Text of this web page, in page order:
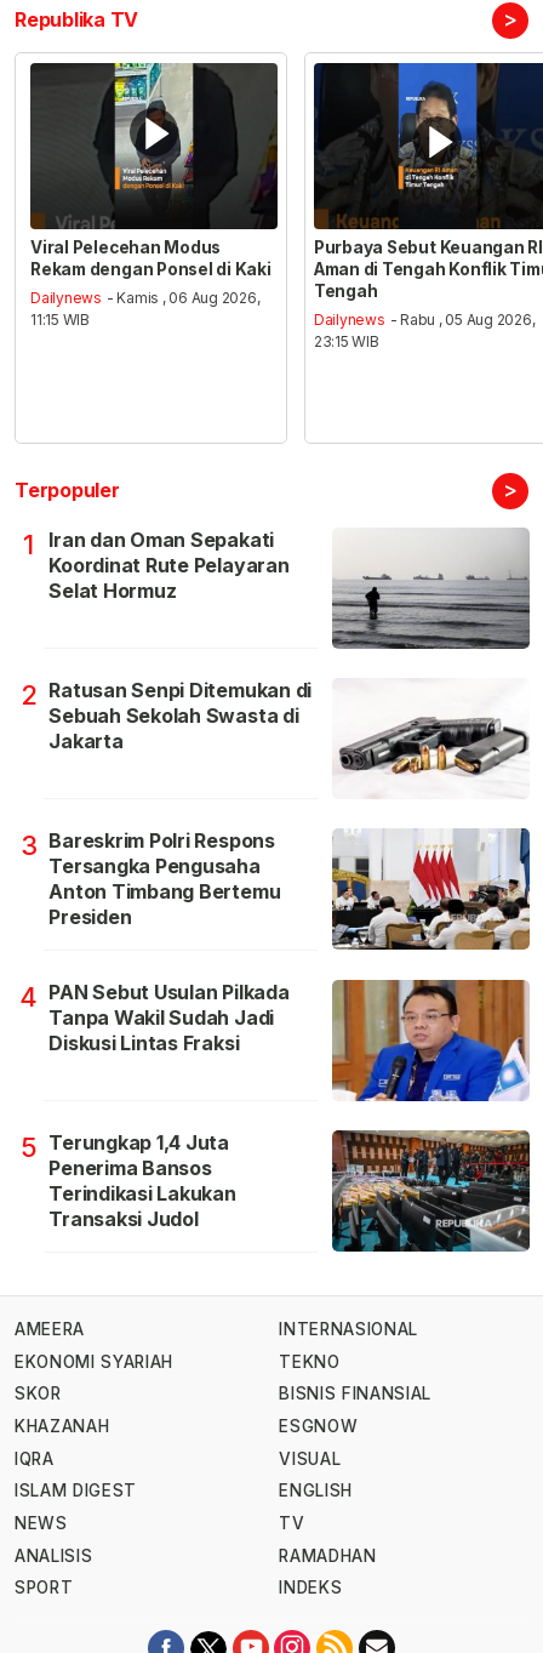
Republika TV >
Viral Pelecehan Modus
Rekam dengan Ponsel di Kaki
Dailynews - Kamis , 06 Aug 2026,
11:15 WIB
Purbaya Sebut Keuangan RI
Aman di Tengah Konflik
Tengah
Dailynews - Rabu , 05 Aug 2026,
23:15 WIB
Terpopuler >
1
Iran dan Oman Sepakati
Koordinat Rute Pelayaran
Selat Hormuz
2 Ratusan Senpi Ditemukan di
Sebuah Sekolah Swasta di
Jakarta
3 Bareskrim Polri Respons
Tersangka Pengusaha
Anton Timbang Bertemu
Presiden
4 PAN Sebut Usulan Pilkada
Tanpa Wakil Sudah Jadi
Diskusi Lintas Fraksi
5 Terungkap 1,4 Juta
Penerima Bansos
Terindikasi Lakukan
Transaksi Judol
AMEERA
EKONOMI SYARIAH
SKOR
KHAZANAH
IQRA
ISLAM DIGEST
NEWS
ANALISIS
SPORT
INTERNASIONAL
TEKNO
BISNIS FINANSIAL
ESGNOW
VISUAL
ENGLISH
TV
RAMADHAN
INDEKS